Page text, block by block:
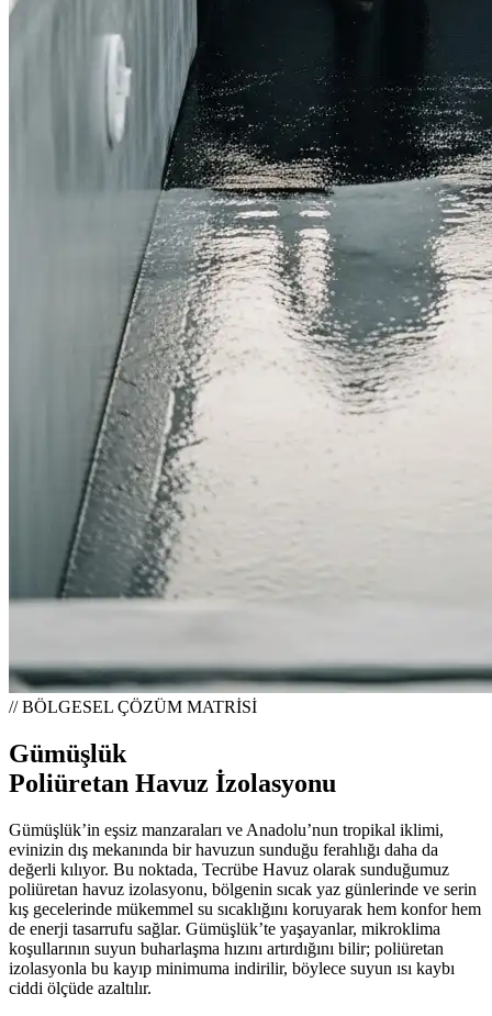
// BÖLGESEL ÇÖZÜM MATRİSİ
Gümüşlük
Poliüretan Havuz İzolasyonu
Gümüşlük’in eşsiz manzaraları ve Anadolu’nun tropikal iklimi,
evinizin dış mekanında bir havuzun sunduğu ferahlığı daha da
değerli kılıyor. Bu noktada, Tecrübe Havuz olarak sunduğumuz
poliüretan havuz izolasyonu, bölgenin sıcak yaz günlerinde ve serin
kış gecelerinde mükemmel su sıcaklığını koruyarak hem konfor hem
de enerji tasarrufu sağlar. Gümüşlük’te yaşayanlar, mikroklima
koşullarının suyun buharlaşma hızını artırdığını bilir; poliüretan
izolasyonla bu kayıp minimuma indirilir, böylece suyun ısı kaybı
ciddi ölçüde azaltılır.